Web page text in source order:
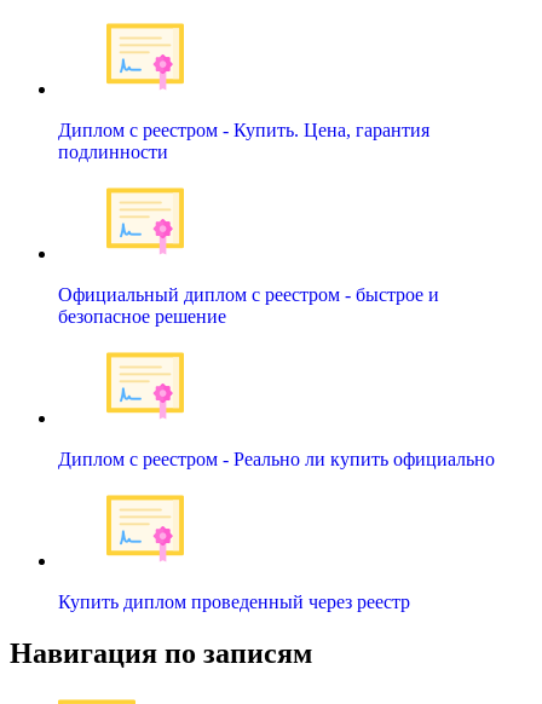
Диплом с реестром - Купить. Цена, гарантия
подлинности
Официальный диплом с реестром - быстрое и
безопасное решение
Диплом с реестром - Реально ли купить официально
Купить диплом проведенный через реестр
Навигация по записям